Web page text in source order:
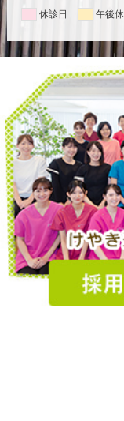
休診日 午後休